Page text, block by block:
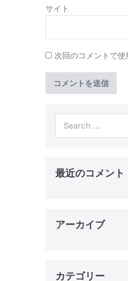
サイト
次回のコメントで
最近のコメント
アーカイブ
カテゴリー